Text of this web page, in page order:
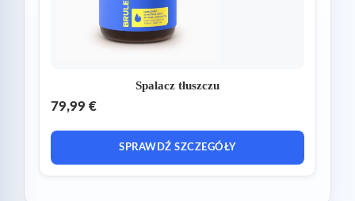
Spalacz tłuszczu
79,99 €
SPRAWDŹ SZCZEGÓŁY